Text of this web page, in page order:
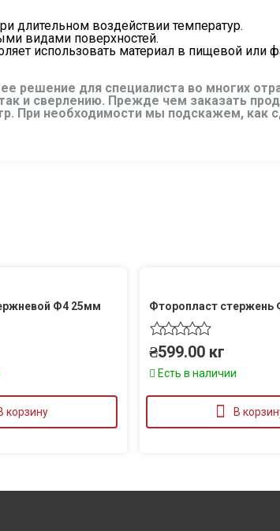
длительном воздействии температур.
видами поверхностей.
использовать материал в пищевой или
решение для специалиста во многих
и сверлению. Прежде чем заказать
При необходимости мы подскажем, как
Ф4 25мм
корзину
Фторопласт стержень
₴599.00 кг
Есть в наличии
В